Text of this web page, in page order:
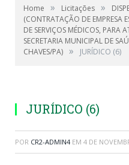
Home » Licitações »
(CONTRATAÇÃO DE EMPRESA
DE SERVIÇOS MÉDICOS, PARA
SECRETARIA MUNICIPAL DE
CHAVES/PA) » JURÍDICO (6)
JURÍDICO (6)
POR CR2-ADMIN4 EM 4 DE